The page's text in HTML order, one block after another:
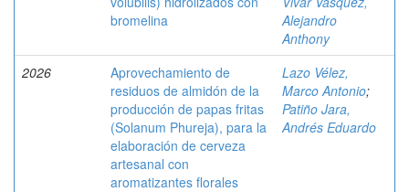
bromelina
Alejandro
Anthony
2026
Aprovechamiento de
residuos de almidón de la
producción de papas fritas
(Solanum Phureja), para la
elaboración de cerveza
artesanal con
aromatizantes florales
Lazo Vélez,
Marco Antonio;
Patiño Jara,
Andrés Eduardo